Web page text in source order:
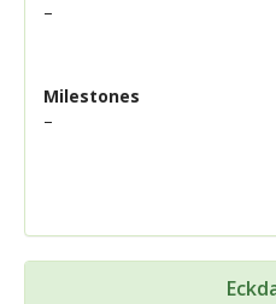
–
Milestones
–